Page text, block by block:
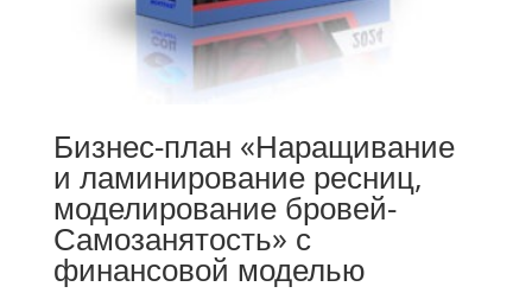
Бизнес-план «Наращивание
и ламинирование ресниц,
моделирование бровей-
Самозанятость» с
финансовой моделью